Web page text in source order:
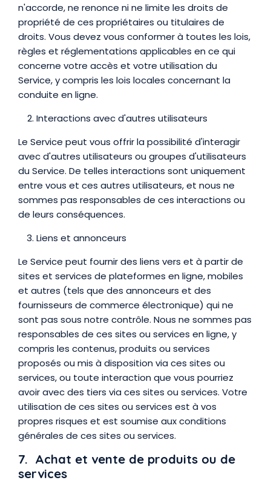
n'accorde, ne renonce ni ne limite les droits de
propriété de ces propriétaires ou titulaires de
droits. Vous devez vous conformer à toutes les lois,
règles et réglementations applicables en ce qui
concerne votre accès et votre utilisation du
Service, y compris les lois locales concernant la
conduite en ligne.
Interactions avec d'autres utilisateurs
Le Service peut vous offrir la possibilité d'interagir
avec d'autres utilisateurs ou groupes d'utilisateurs
du Service. De telles interactions sont uniquement
entre vous et ces autres utilisateurs, et nous ne
sommes pas responsables de ces interactions ou
de leurs conséquences.
Liens et annonceurs
Le Service peut fournir des liens vers et à partir de
sites et services de plateformes en ligne, mobiles
et autres (tels que des annonceurs et des
fournisseurs de commerce électronique) qui ne
sont pas sous notre contrôle. Nous ne sommes pas
responsables de ces sites ou services en ligne, y
compris les contenus, produits ou services
proposés ou mis à disposition via ces sites ou
services, ou toute interaction que vous pourriez
avoir avec des tiers via ces sites ou services. Votre
utilisation de ces sites ou services est à vos
propres risques et est soumise aux conditions
générales de ces sites ou services.
7. Achat et vente de produits ou de
services